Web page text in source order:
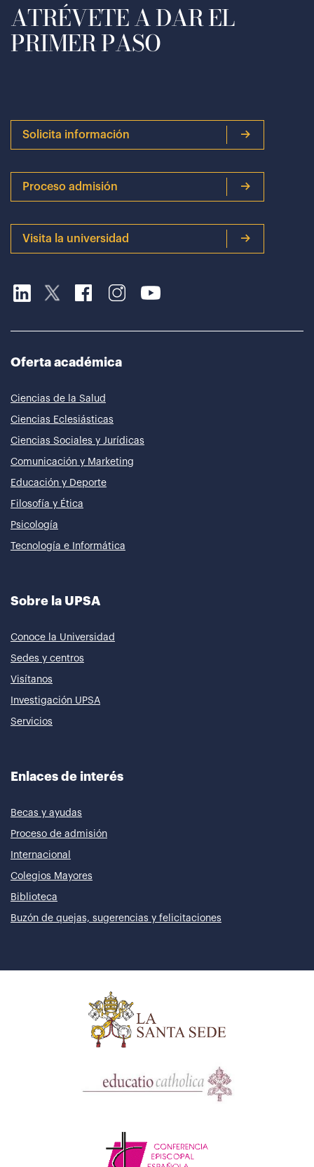
ATRÉVETE A DAR EL
PRIMER PASO
Solicita información
Proceso admisión
Visita la universidad
Oferta académica
Ciencias de la Salud
Ciencias Eclesiásticas
Ciencias Sociales y Jurídicas
Comunicación y Marketing
Educación y Deporte
Filosofía y Ética
Psicología
Tecnología e Informática
Sobre la UPSA
Conoce la Universidad
Sedes y centros
Visítanos
Investigación UPSA
Servicios
Enlaces de interés
Becas y ayudas
Proceso de admisión
Internacional
Colegios Mayores
Biblioteca
Buzón de quejas, sugerencias y felicitaciones